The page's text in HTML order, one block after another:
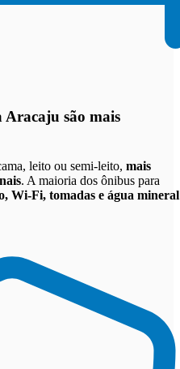
Aracaju são mais
leito ou semi-leito, mais
. A maioria dos ônibus para
Wi-Fi, tomadas e água mineral